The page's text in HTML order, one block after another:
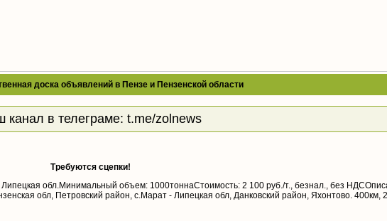
доска объявлений в Пензе и Пензенской области
канал в телеграме: t.me/zolnews
Требуются сцепки!
Липецкая обл.Минимальный объем: 1000тоннаСтоимость: 2 100 руб./т., безнал., без
обл, Петровский район, с.Марат - Липецкая обл, Данковский район, Яхонтово. 400км,